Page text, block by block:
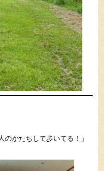
のかたちして歩いてる！」